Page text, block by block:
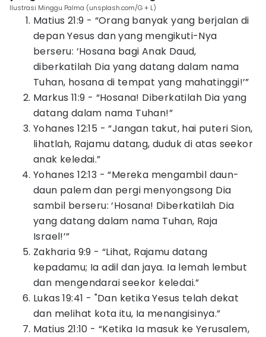
Ilustrasi Minggu Palma (unsplash.com/G + L)
Matius 21:9 - “Orang banyak yang berjalan di
depan Yesus dan yang mengikuti-Nya
berseru: ‘Hosana bagi Anak Daud,
diberkatilah Dia yang datang dalam nama
Tuhan, hosana di tempat yang mahatinggi!’”
Markus 11:9 - “Hosana! Diberkatilah Dia yang
datang dalam nama Tuhan!”
Yohanes 12:15 - “Jangan takut, hai puteri Sion,
lihatlah, Rajamu datang, duduk di atas seekor
anak keledai.”
Yohanes 12:13 - “Mereka mengambil daun-
daun palem dan pergi menyongsong Dia
sambil berseru: ‘Hosana! Diberkatilah Dia
yang datang dalam nama Tuhan, Raja
Israel!’”
Zakharia 9:9 - “Lihat, Rajamu datang
kepadamu; Ia adil dan jaya. Ia lemah lembut
dan mengendarai seekor keledai.”
Lukas 19:41 - "Dan ketika Yesus telah dekat
dan melihat kota itu, Ia menangisinya.”
Matius 21:10 - “Ketika Ia masuk ke Yerusalem,